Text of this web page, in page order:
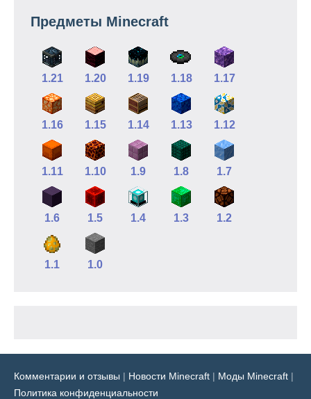
Предметы Minecraft
1.21 1.20 1.19 1.18 1.17
1.16 1.15 1.14 1.13 1.12
1.11 1.10 1.9 1.8 1.7
1.6 1.5 1.4 1.3 1.2
1.1 1.0
Комментарии и отзывы | Новости Minecraft | Моды Minecraft |
Политика конфиденциальности